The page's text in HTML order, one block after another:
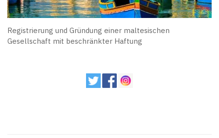
Registrierung und Gründung einer maltesischen
Gesellschaft mit beschränkter Haftung